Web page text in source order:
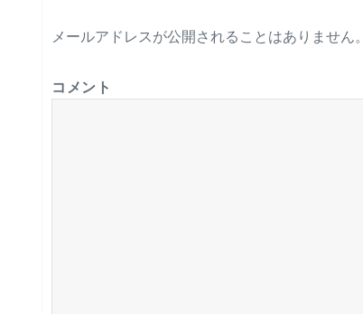
メールアドレスが公開されることはありません。
コメント